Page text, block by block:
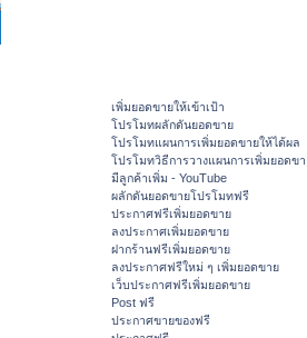
เพิ่มยอดขายให้เข้าเป้า
โปรโมทผลักดันยอดขาย
โปรโมทแผนการเพิ่มยอดขายให้ได้ผล
โปรโมทวิธีการวางแผนการเพิ่มยอดข
มีลูกค้าเพิ่ม - YouTube
ผลักดันยอดขายโปรโมทฟรี
ประกาศฟรีเพิ่มยอดขาย
ลงประกาศเพิ่มยอดขาย
ฝากร้านฟรีเพิ่มยอดขาย
ลงประกาศฟรีใหม่ ๆ เพิ่มยอดขาย
เว็บประกาศฟรีเพิ่มยอดขาย
Post ฟรี
ประกาศขายของฟรี